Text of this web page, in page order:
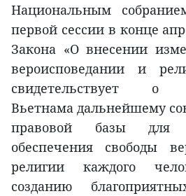
Национальным
первой сессии в конце
Закона «О внесении
вероисповедании и
свидетельствует о
Вьетнама дальнейшему
правовой базы для
обеспечения свободы
религии каждого
созданию